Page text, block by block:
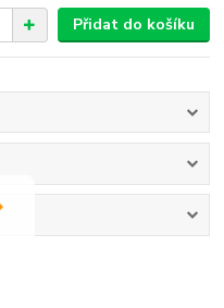
Přidat do košíku